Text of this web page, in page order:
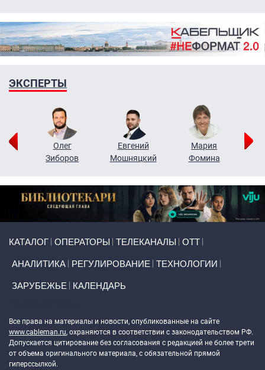
ЭКСПЕРТЫ
Олег
Зиборов
Евгений
Мошняцкий
Мария
Фомина
КАТАЛОГ ОПЕРАТОРЫ ТЕЛЕКАНАЛЫ ОТТ
АНАЛИТИКА РЕГУЛИРОВАНИЕ ТЕХНОЛОГИИ
ЗАРУБЕЖЬЕ КАЛЕНДАРЬ
Все права на материалы и новости, опубликованные на сайте
www.cableman.ru, охраняются в соответствии с законодательством РФ.
Допускается цитирование без согласования с редакцией не более трети
от объема оригинального материала, с обязательной прямой
гиперссылкой.